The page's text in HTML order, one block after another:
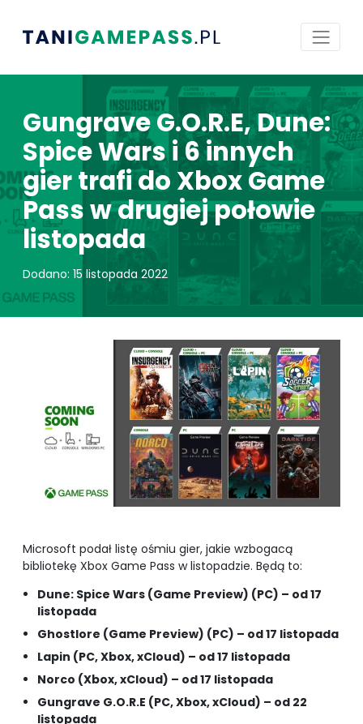
Gungrave G.O.R.E, Dune:
Spice Wars i 6 innych
gier trafi do Xbox Game
Pass w drugiej połowie
listopada
Dodano: 15 listopada 2022
Microsoft podał listę ośmiu gier, jakie wzbogacą
bibliotekę Xbox Game Pass w listopadzie. Będą to:
Dune: Spice Wars (Game Preview) (PC) – od 17
listopada
Ghostlore (Game Preview) (PC) – od 17 listopada
Lapin (PC, Xbox, xCloud) – od 17 listopada
Norco (Xbox, xCloud) – od 17 listopada
Gungrave G.O.R.E (PC, Xbox, xCloud) – od 22
listopada